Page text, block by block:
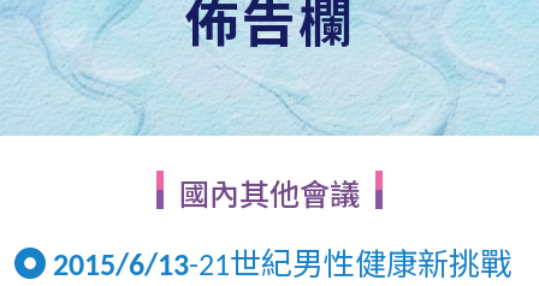
佈告欄
國內其他會議
2015/6/13-21世紀男性健康新挑戰